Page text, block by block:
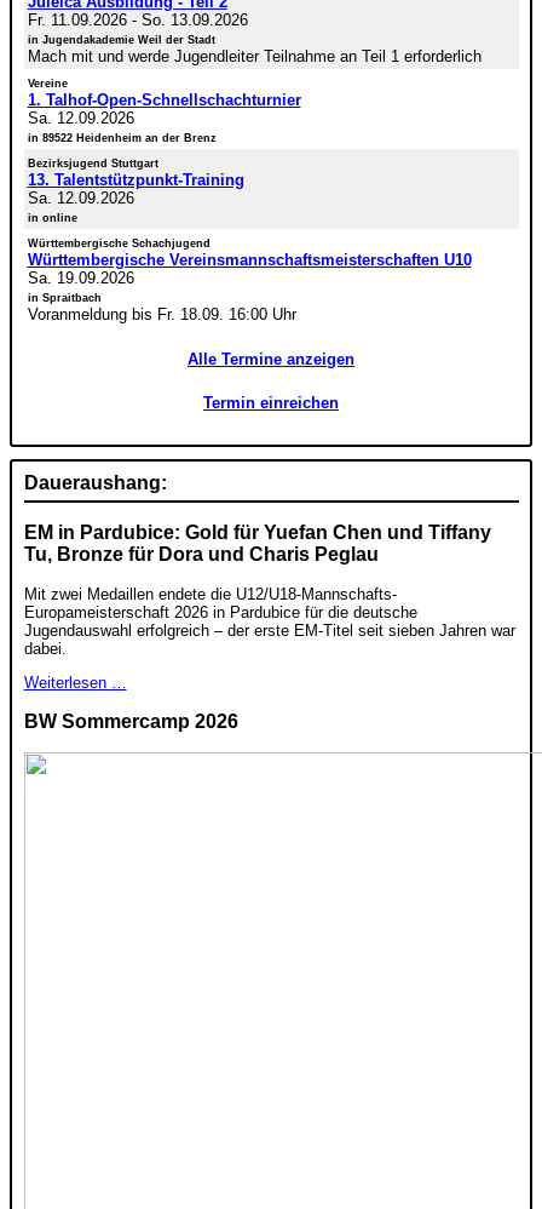
Fr. 11.09.2026- So. 13.09.2026
in Jugendakademie Weil der Stadt
Mach mit und werde Jugendleiter Teilnahme an Teil 1 erforderlich
Vereine
1. Talhof-Open-Schnellschachturnier
Sa. 12.09.2026
in 89522 Heidenheim an der Brenz
Bezirksjugend Stuttgart
13. Talentstützpunkt-Training
Sa. 12.09.2026
in online
Württembergische Schachjugend
Württembergische Vereinsmannschaftsmeisterschaften U10
Sa. 19.09.2026
in Spraitbach
Voranmeldung bis Fr. 18.09. 16:00 Uhr
Alle Termine anzeigen
Termin einreichen
Daueraushang:
EM in Pardubice: Gold für Yuefan Chen und Tiffany
Tu, Bronze für Dora und Charis Peglau
Mit zwei Medaillen endete die U12/U18-Mannschafts-
Europameisterschaft 2026 in Pardubice für die deutsche
Jugendauswahl erfolgreich – der erste EM-Titel seit sieben Jahren war
dabei.
Weiterlesen …
BW Sommercamp 2026